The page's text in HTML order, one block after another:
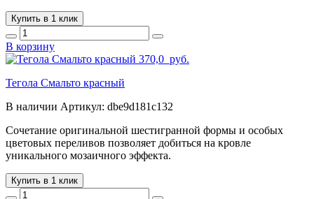
Купить в 1 клик
В корзину
370,0 руб.
Тегола Смальто красный
В наличии Артикул: dbe9d181c132
Сочетание оригинальной шестигранной формы и особых
цветовых переливов позволяет добиться на кровле
уникального мозаичного эффекта.
Купить в 1 клик